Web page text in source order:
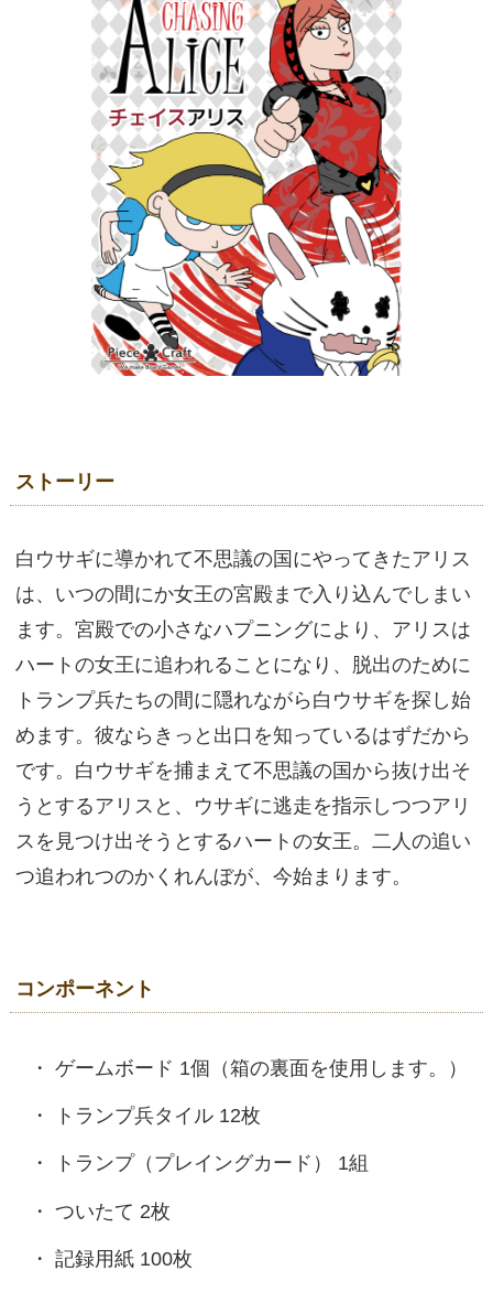
ストーリー
白ウサギに導かれて不思議の国にやってきたアリス
は、いつの間にか女王の宮殿まで入り込んでしまい
ます。宮殿での小さなハプニングにより、アリスは
ハートの女王に追われることになり、脱出のために
トランプ兵たちの間に隠れながら白ウサギを探し始
めます。彼ならきっと出口を知っているはずだから
です。白ウサギを捕まえて不思議の国から抜け出そ
うとするアリスと、ウサギに逃走を指示しつつアリ
スを見つけ出そうとするハートの女王。二人の追い
つ追われつのかくれんぼが、今始まります。
コンポーネント
ゲームボード 1個（箱の裏面を使用します。）
トランプ兵タイル 12枚
トランプ（プレイングカード） 1組
ついたて 2枚
記録用紙 100枚